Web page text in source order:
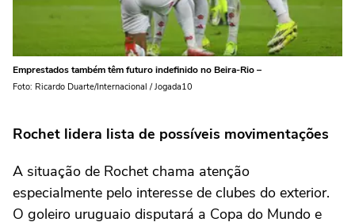
Emprestados também têm futuro indefinido no Beira-Rio –
Foto: Ricardo Duarte/Internacional / Jogada10
Rochet lidera lista de possíveis movimentações
A situação de Rochet chama atenção
especialmente pelo interesse de clubes do exterior.
O goleiro uruguaio disputará a Copa do Mundo e